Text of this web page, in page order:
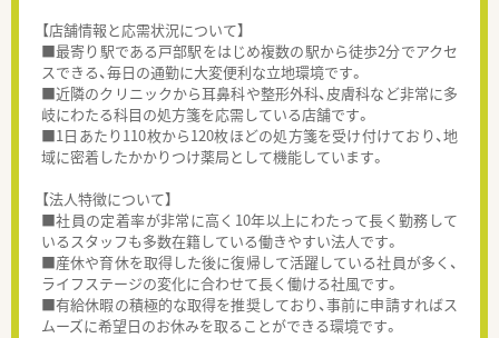
【店舗情報と応需状況について】
■最寄り駅である戸部駅をはじめ複数の駅から徒歩2分でアクセ
スできる、毎日の通勤に大変便利な立地環境です。
■近隣のクリニックから耳鼻科や整形外科、皮膚科など非常に多
岐にわたる科目の処方箋を応需している店舗です。
■1日あたり110枚から120枚ほどの処方箋を受け付けており、地
域に密着したかかりつけ薬局として機能しています。
【法人特徴について】
■社員の定着率が非常に高く10年以上にわたって長く勤務して
いるスタッフも多数在籍している働きやすい法人です。
■産休や育休を取得した後に復帰して活躍している社員が多く、
ライフステージの変化に合わせて長く働ける社風です。
■有給休暇の積極的な取得を推奨しており、事前に申請すればス
ムーズに希望日のお休みを取ることができる環境です。